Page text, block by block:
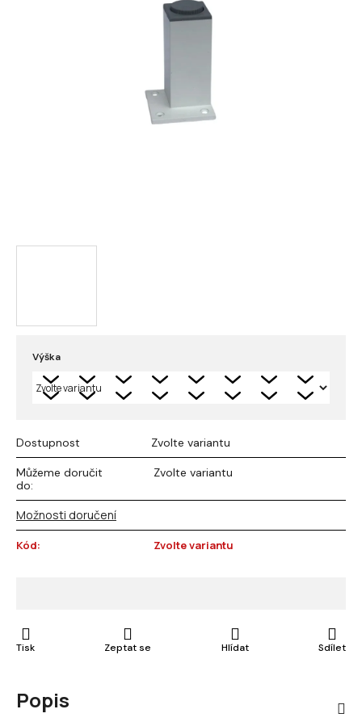
Výška
Dostupnost Zvolte variantu
Můžeme doručit
do:
Zvolte variantu
Možnosti doručení
Kód: Zvolte variantu
Tisk Zeptat se Hlídat Sdílet
Popis